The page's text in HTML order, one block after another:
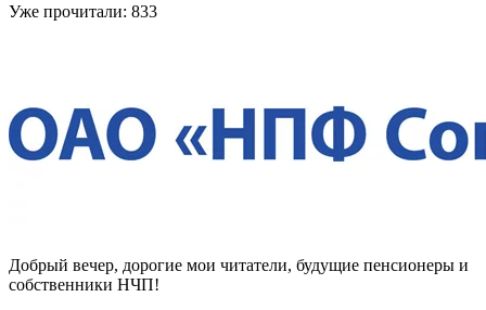
Уже прочитали: 833
Добрый вечер, дорогие мои читатели, будущие пенсионеры и
собственники НЧП!